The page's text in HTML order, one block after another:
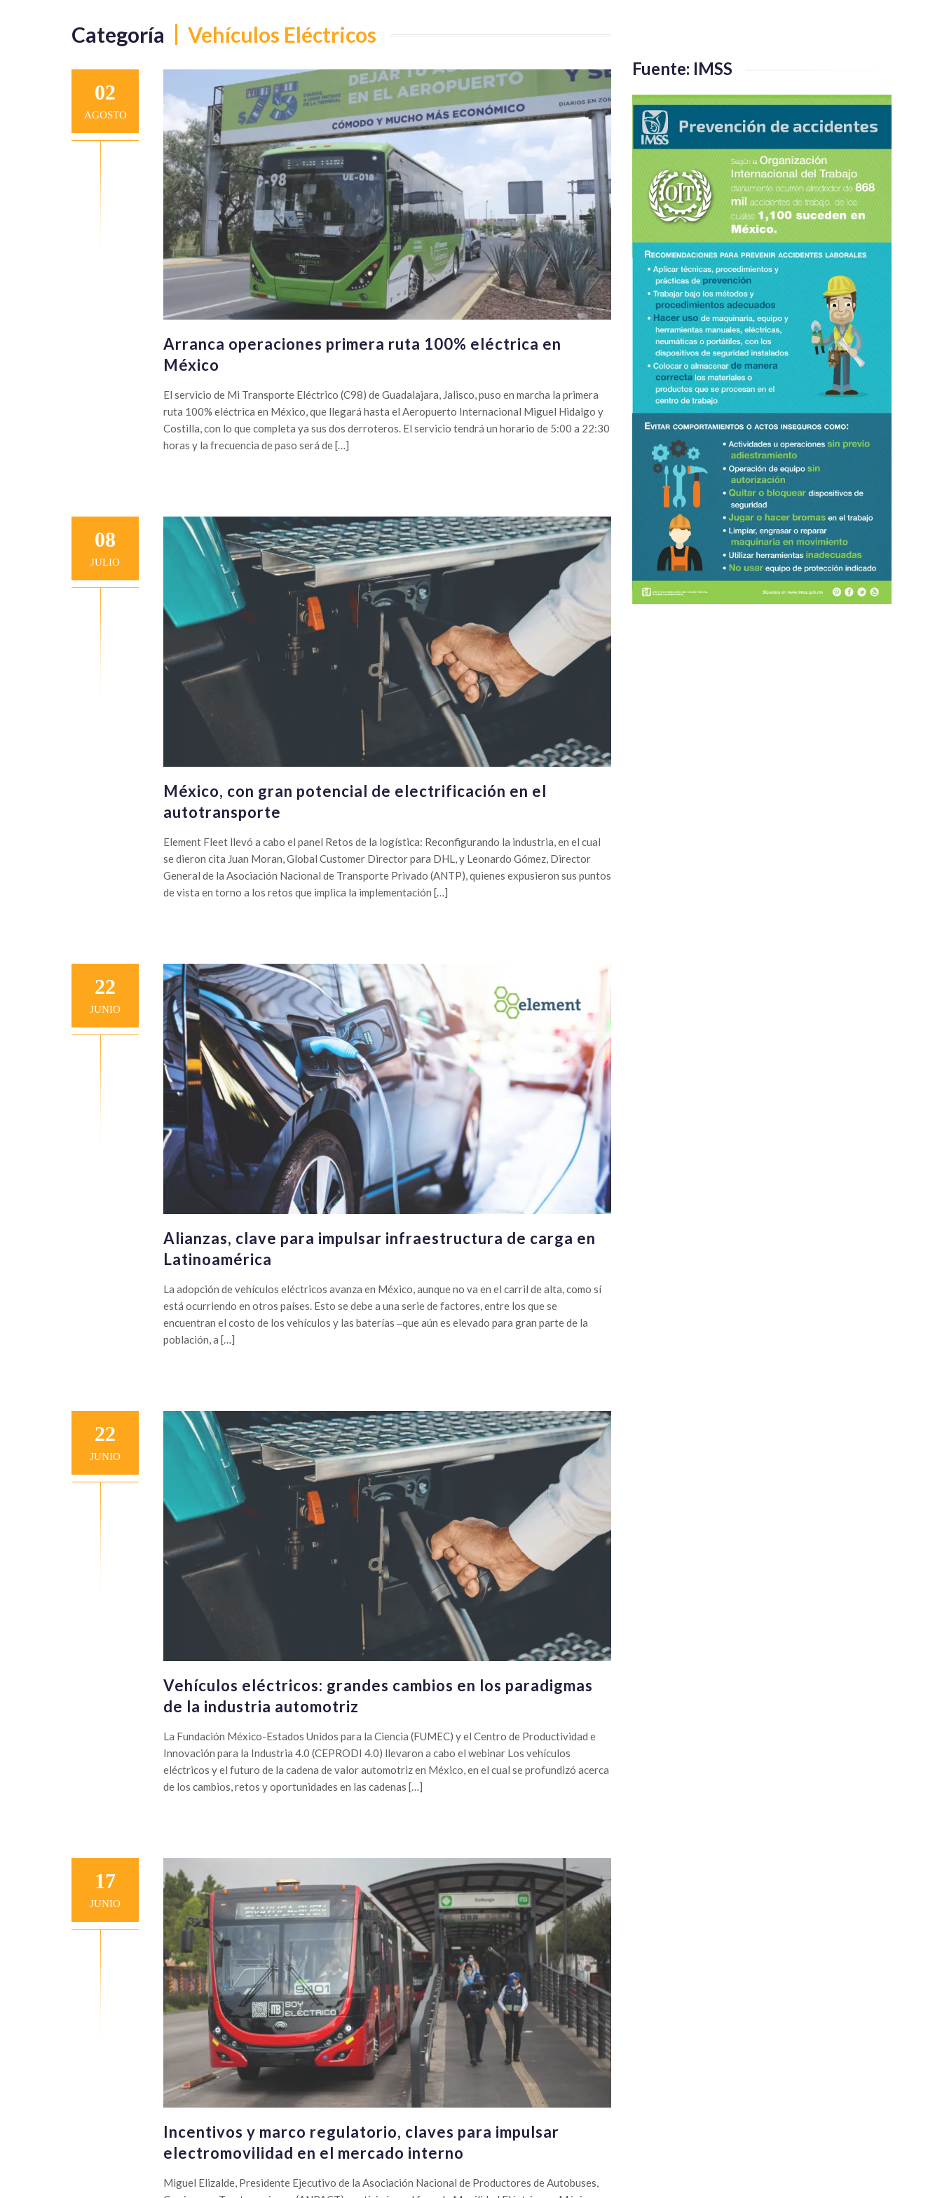
Categoría Vehículos Eléctricos
02
AGOSTO
Arranca operaciones primera ruta 100% eléctrica en
México
El servicio de Mi Transporte Eléctrico (C98) de Guadalajara, Jalisco, puso en marcha la primera
ruta 100% eléctrica en México, que llegará hasta el Aeropuerto Internacional Miguel Hidalgo y
Costilla, con lo que completa ya sus dos derroteros. El servicio tendrá un horario de 5:00 a 22:30
horas y la frecuencia de paso será de […]
08
JULIO
México, con gran potencial de electrificación en el
autotransporte
Element Fleet llevó a cabo el panel Retos de la logística: Reconfigurando la industria, en el cual
se dieron cita Juan Moran, Global Customer Director para DHL, y Leonardo Gómez, Director
General de la Asociación Nacional de Transporte Privado (ANTP), quienes expusieron sus puntos
de vista en torno a los retos que implica la implementación […]
22
JUNIO
Alianzas, clave para impulsar infraestructura de carga en
Latinoamérica
La adopción de vehículos eléctricos avanza en México, aunque no va en el carril de alta, como sí
está ocurriendo en otros países. Esto se debe a una serie de factores, entre los que se
encuentran el costo de los vehículos y las baterías ‒que aún es elevado para gran parte de la
población, a […]
22
JUNIO
Vehículos eléctricos: grandes cambios en los paradigmas
de la industria automotriz
La Fundación México-Estados Unidos para la Ciencia (FUMEC) y el Centro de Productividad e
Innovación para la Industria 4.0 (CEPRODI 4.0) llevaron a cabo el webinar Los vehículos
eléctricos y el futuro de la cadena de valor automotriz en México, en el cual se profundizó acerca
de los cambios, retos y oportunidades en las cadenas […]
17
JUNIO
Incentivos y marco regulatorio, claves para impulsar
electromovilidad en el mercado interno
Miguel Elizalde, Presidente Ejecutivo de la Asociación Nacional de Productores de Autobuses,
Fuente: IMSS